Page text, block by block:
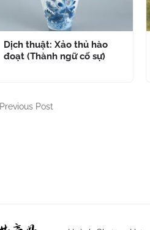
Dịch thuật: Xảo thủ hào
đoạt (Thành ngữ cố sự)
Previous Post